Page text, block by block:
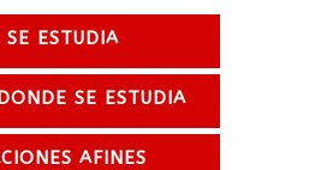
SE ESTUDIA
SE ESTUDIA
AFINES